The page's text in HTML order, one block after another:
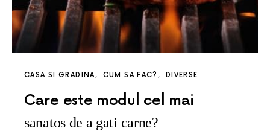
CASA SI GRADINA CUM SA FAC? DIVERSE
Care este modul cel mai
sanatos de a gati carne?